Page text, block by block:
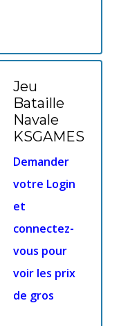
Jeu
Bataille
Navale
KSGAMES
Demander
votre Login
et
connectez-
vous pour
voir les prix
de gros